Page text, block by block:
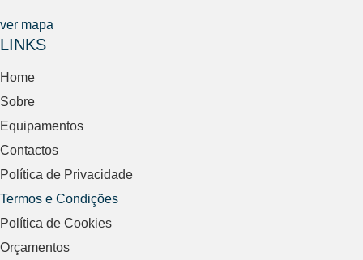
ver mapa
LINKS
Home
Sobre
Equipamentos
Contactos
Política de Privacidade
Termos e Condições
Política de Cookies
Orçamentos